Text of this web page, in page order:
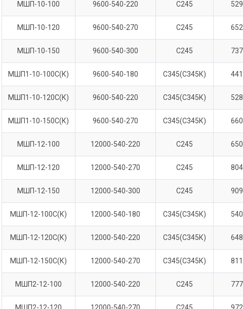
МШП-10-100 9600-540-220 С245 529
МШП-10-120 9600-540-270 С245 652
МШП-10-150 9600-540-300 С245 737
МШП1-10-100С(К) 9600-540-180 С345(С345К) 441
МШП1-10-120С(К) 9600-540-220 С345(С345К) 528
МШП1-10-150С(К) 9600-540-270 С345(С345К) 660
МШП-12-100 12000-540-220 С245 650
МШП-12-120 12000-540-270 С245 804
МШП-12-150 12000-540-300 С245 909
МШП-12-100С(К) 12000-540-180 С345(С345К) 540
МШП-12-120С(К) 12000-540-220 С345(С345К) 648
МШП-12-150С(К) 12000-540-270 С345(С345К) 811
МШП2-12-100 12000-540-220 С245 777